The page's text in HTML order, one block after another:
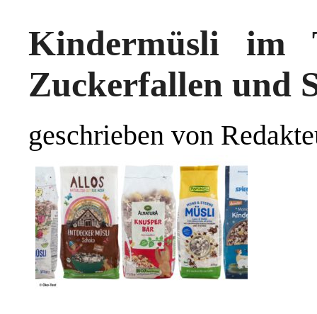
Kindermüsli im
Zuckerfallen und
geschrieben von